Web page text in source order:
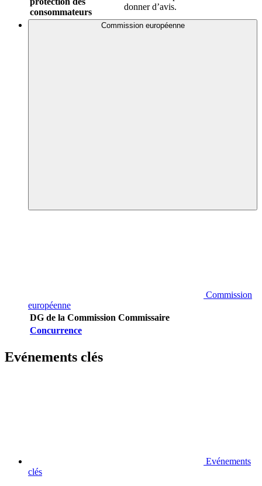
consommateurs
donner d’avis.
Commission européenne
Commission
européenne
DG de la Commission Commissaire
Concurrence
Evénements clés
Evénements
clés